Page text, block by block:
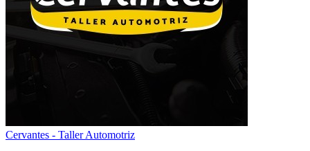
Cervantes - Taller Automotriz